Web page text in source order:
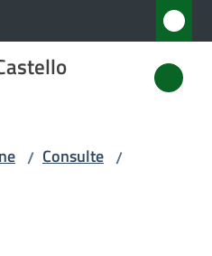
/ Consulte /